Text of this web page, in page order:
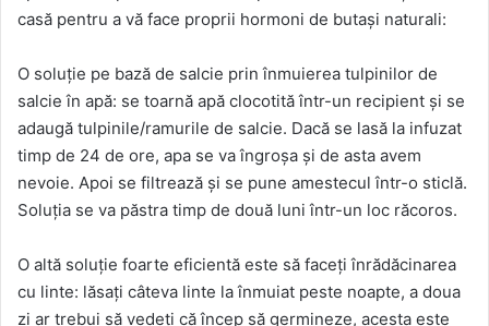
casă pentru a vă face proprii hormoni de butași naturali:
O soluție pe bază de salcie prin înmuierea tulpinilor de
salcie în apă: se toarnă apă clocotită într-un recipient și se
adaugă tulpinile/ramurile de salcie. Dacă se lasă la infuzat
timp de 24 de ore, apa se va îngroșa și de asta avem
nevoie. Apoi se filtrează și se pune amestecul într-o sticlă.
Soluția se va păstra timp de două luni într-un loc răcoros.
O altă soluție foarte eficientă este să faceți înrădăcinarea
cu linte: lăsați câteva linte la înmuiat peste noapte, a doua
zi ar trebui să vedeți că încep să germineze, acesta este